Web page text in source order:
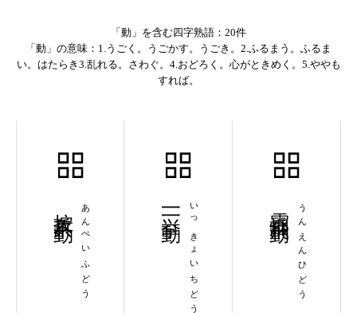
「動」を含む四字熟語：20件
「動」の意味：1.うごく。うごかす。うごき。2.ふるまう。ふるま
い。はたらき3.乱れる。さわぐ。4.おどろく。心がときめく。5.ややも
すれば。
あんぺいふどう いっきょいちどう
一挙一動 うんえんひどう